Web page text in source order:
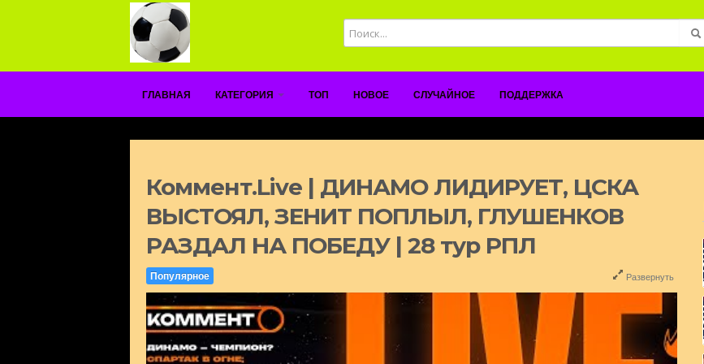
ГЛАВНАЯ КАТЕГОРИЯ ТОП НОВОЕ СЛУЧАЙНОЕ ПОДДЕРЖКА
Коммент.Live | ДИНАМО ЛИДИРУЕТ, ЦСКА
ВЫСТОЯЛ, ЗЕНИТ ПОПЛЫЛ, ГЛУШЕНКОВ
РАЗДАЛ НА ПОБЕДУ | 28 тур РПЛ
Популярное Развернуть